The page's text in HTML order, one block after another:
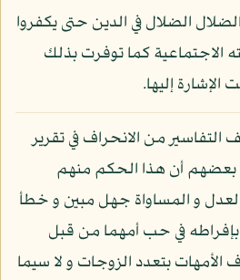
الضلال في الدين حتى يكفروا
الاجتماعية كما توفرت بذلك
إليها.
من الانحراف في تقرير
بعضهم أن هذا الحكم منهم
و المساواة جهل مبين و خطأ
بإفراطه في حب أمهما من قبل
الأمهات بتعدد الزوجات و لا سيما